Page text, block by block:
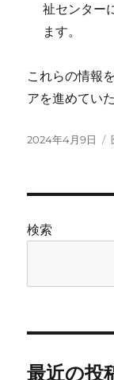
祉センター
ます。
これらの情報
アを進めてい
投
2024年4月9日
検索
最近の投